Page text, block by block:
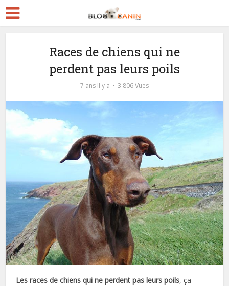
Races de chiens qui ne
perdent pas leurs poils
7 ans Il y a 3 806 Vues
Les races de chiens qui ne perdent pas leurs poils, ça